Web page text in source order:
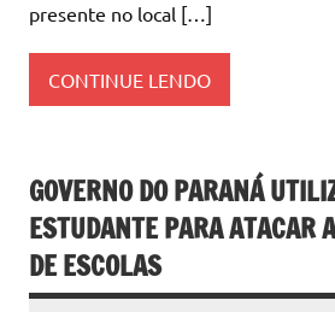
presente no local […]
CONTINUE LENDO
GOVERNO DO PARANÁ
ESTUDANTE PARA ATACAR
DE ESCOLAS